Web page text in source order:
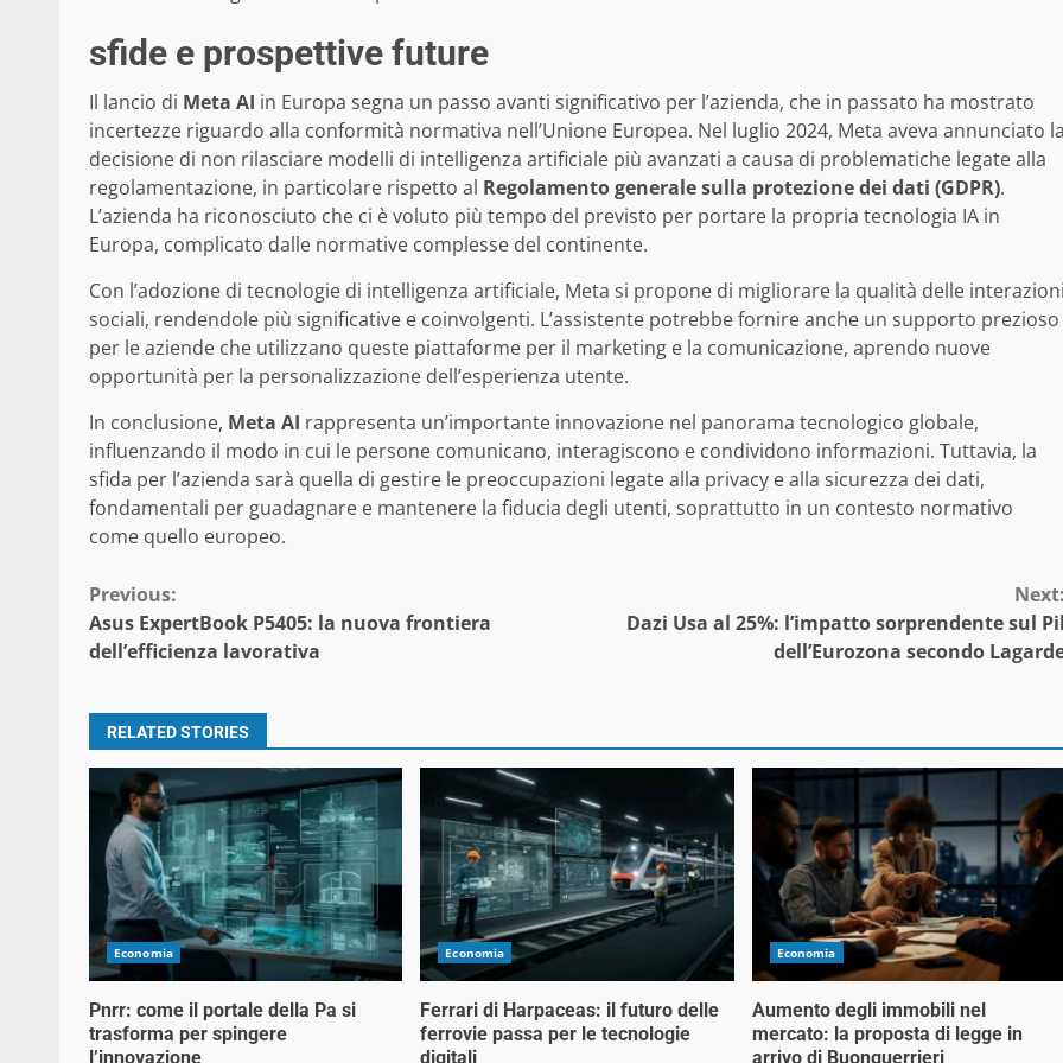
sfide e prospettive future
Il lancio di Meta AI in Europa segna un passo avanti significativo per l’azienda, che in passato ha mostrato
incertezze riguardo alla conformità normativa nell’Unione Europea. Nel luglio 2024, Meta aveva annunciato
decisione di non rilasciare modelli di intelligenza artificiale più avanzati a causa di problematiche legate alla
regolamentazione, in particolare rispetto al Regolamento generale sulla protezione dei dati (GDPR).
L’azienda ha riconosciuto che ci è voluto più tempo del previsto per portare la propria tecnologia IA in
Europa, complicato dalle normative complesse del continente.
Con l’adozione di tecnologie di intelligenza artificiale, Meta si propone di migliorare la qualità delle
sociali, rendendole più significative e coinvolgenti. L’assistente potrebbe fornire anche un supporto prezioso
per le aziende che utilizzano queste piattaforme per il marketing e la comunicazione, aprendo nuove
opportunità per la personalizzazione dell’esperienza utente.
In conclusione, Meta AI rappresenta un’importante innovazione nel panorama tecnologico globale,
influenzando il modo in cui le persone comunicano, interagiscono e condividono informazioni. Tuttavia, la
sfida per l’azienda sarà quella di gestire le preoccupazioni legate alla privacy e alla sicurezza dei dati,
fondamentali per guadagnare e mantenere la fiducia degli utenti, soprattutto in un contesto normativo
come quello europeo.
Continue
Reading
Previous:
Asus ExpertBook P5405: la nuova frontiera
dell’efficienza lavorativa
Dazi Usa al 25%: l’impatto sorprendente sul
dell’Eurozona secondo
RELATED STORIES
Economia
Pnrr: come il portale della Pa si
trasforma per spingere
l’innovazione
Economia
Ferrari di Harpaceas: il futuro delle
ferrovie passa per le tecnologie
digitali
Economia
Aumento degli immobili nel
mercato: la proposta di legge in
arrivo di Buonguerrieri